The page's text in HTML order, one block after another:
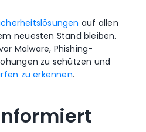
auf allen
neuesten Stand bleiben.
Malware, Phishing-
zu schützen und
zu erkennen.